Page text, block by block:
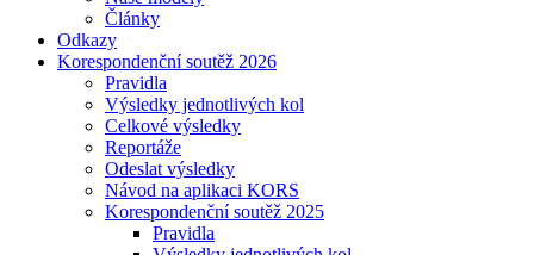
Články
Odkazy
Korespondenční soutěž 2026
Pravidla
Výsledky jednotlivých kol
Celkové výsledky
Reportáže
Odeslat výsledky
Návod na aplikaci KORS
Korespondenční soutěž 2025
Pravidla